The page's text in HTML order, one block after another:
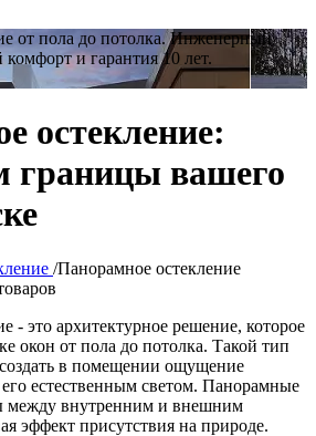
от пола до потолка. Инженерный
комфорт и гарантия 10 лет.
остекление:
границы вашего
/Панорамное остекление
- это архитектурное решение, которое
окон от пола до потолка. Такой тип
создать в помещении ощущение
естественным светом. Панорамные
между внутренним и внешним
эффект присутствия на природе.